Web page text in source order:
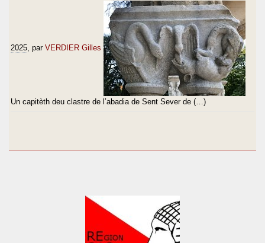
2025 , par VERDIER Gilles
Un capitèth deu clastre de l’abadia de Sent Sever de (…)